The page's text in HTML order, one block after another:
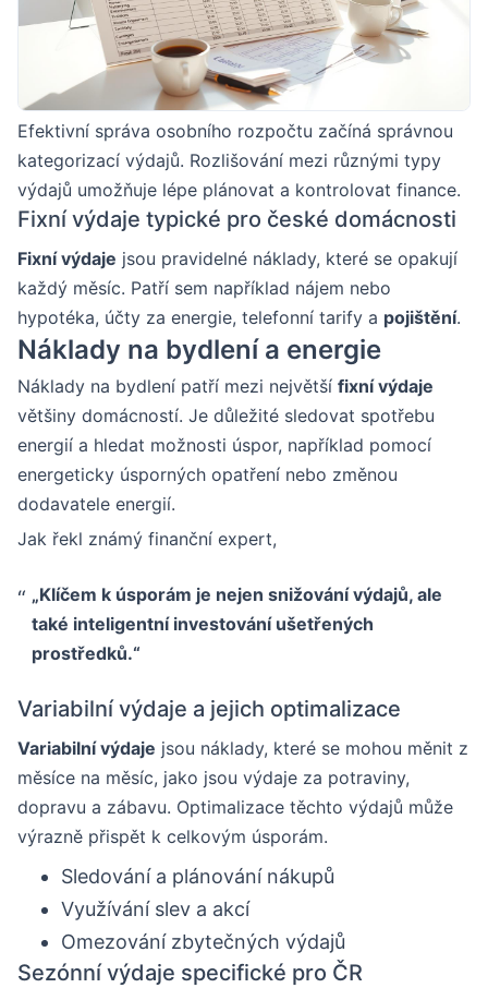
Efektivní správa osobního rozpočtu začíná správnou
kategorizací výdajů. Rozlišování mezi různými typy
výdajů umožňuje lépe plánovat a kontrolovat finance.
Fixní výdaje typické pro české domácnosti
Fixní výdaje jsou pravidelné náklady, které se opakují
každý měsíc. Patří sem například nájem nebo
hypotéka, účty za energie, telefonní tarify a pojištění.
Náklady na bydlení a energie
Náklady na bydlení patří mezi největší fixní výdaje
většiny domácností. Je důležité sledovat spotřebu
energií a hledat možnosti úspor, například pomocí
energeticky úsporných opatření nebo změnou
dodavatele energií.
Jak řekl známý finanční expert,
„Klíčem k úsporám je nejen snižování výdajů, ale
také inteligentní investování ušetřených
prostředků.“
Variabilní výdaje a jejich optimalizace
Variabilní výdaje jsou náklady, které se mohou měnit z
měsíce na měsíc, jako jsou výdaje za potraviny,
dopravu a zábavu. Optimalizace těchto výdajů může
výrazně přispět k celkovým úsporám.
Sledování a plánování nákupů
Využívání slev a akcí
Omezování zbytečných výdajů
Sezónní výdaje specifické pro ČR